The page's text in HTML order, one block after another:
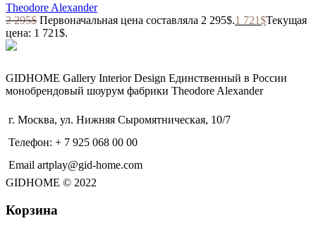
Theodore Alexander
2 295$ Первоначальная цена составляла 2 295$.1 721$Текущая
цена: 1 721$.
GIDHOME Gallery Interior Design Единственный в России
монобрендовый шоурум фабрики Theodore Alexander
г. Москва, ул. Нижняя Сыромятническая, 10/7
Телефон: + 7 925 068 00 00
Email artplay@gid-home.com
GIDHOME © 2022
Корзина